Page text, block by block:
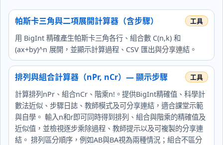
帕斯卡三角與二項展開計算器（含步驟）
用 BigInt 精確產生帕斯卡三角各行、組合數 C(n,k) 和
(ax+by)^n 展開，並顯示計算過程、CSV 匯出與分享連結。
排列與組合計算器（nPr, nCr）— 顯示步驟
計算排列nPr、組合nCr、階乘n!。提供BigInt精確值、科學計
數法近似、步驟日誌、教師模式及可分享連結，適合課堂示範
與自學。 輸入n和r即可同時得到排列、組合與階乘的精確值及
近似值，並檢視逐步乘除過程、教師提示以及可複製的分享連
結。 排列區分順序，例如AB與BA視為兩種情況；組合不區分